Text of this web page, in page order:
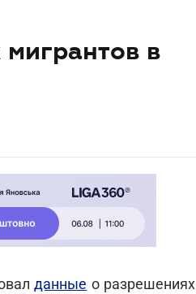
в
данные о разрешениях